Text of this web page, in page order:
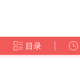
目录